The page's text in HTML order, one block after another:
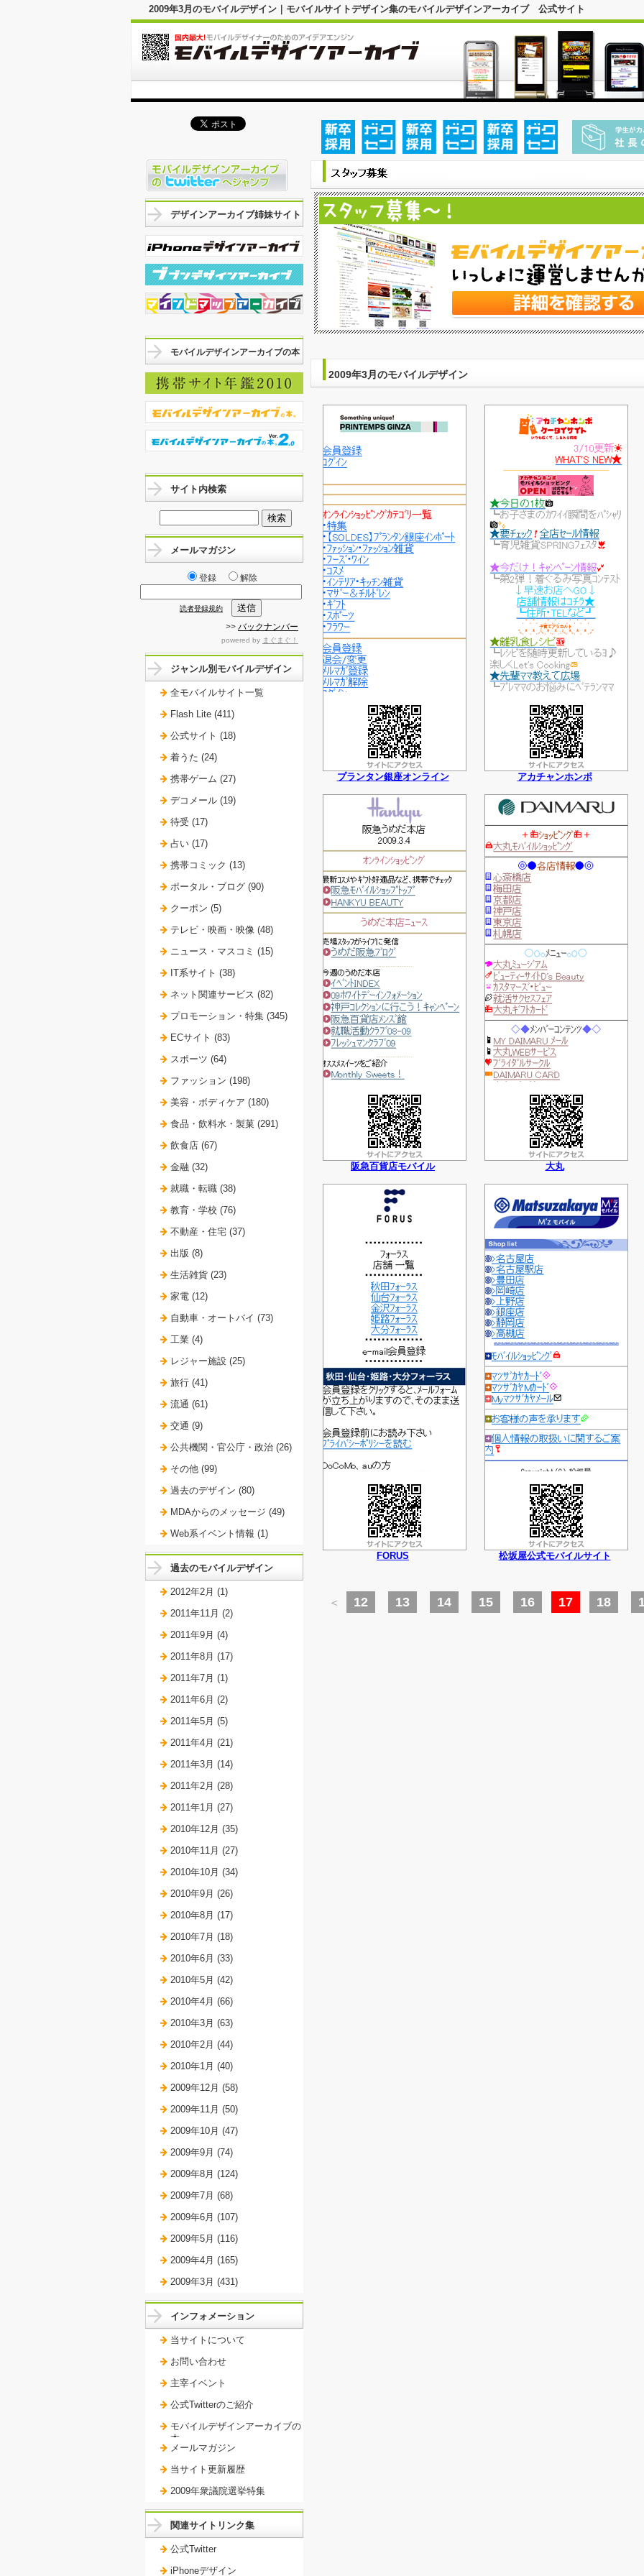
2009年3月のモバイルデザイン｜モバイルサイトデザイン集のモバイルデザインアーカイブ 公式サイト
2009年3月のモバイルデザイン
プランタン銀座オンライン アカチャンホンポ
阪急百貨店モバイル 大丸
FORUS 松坂屋公式モバイルサイト
＜ 12 13 14 15 16 17 18
デザインアーカイブ姉妹サイト
モバイルデザインアーカイブの本
サイト内検索
メールマガジン
登録 解除
読者登録規約
>> バックナンバー
powered by まぐまぐ！
ジャンル別モバイルデザイン
全モバイルサイト一覧
Flash Lite (411)
公式サイト (18)
着うた (24)
携帯ゲーム (27)
デコメール (19)
待受 (17)
占い (17)
携帯コミック (13)
ポータル・ブログ (90)
クーポン (5)
テレビ・映画・映像 (48)
ニュース・マスコミ (15)
IT系サイト (38)
ネット関連サービス (82)
プロモーション・特集 (345)
ECサイト (83)
スポーツ (64)
ファッション (198)
美容・ボディケア (180)
食品・飲料水・製菓 (291)
飲食店 (67)
金融 (32)
就職・転職 (38)
教育・学校 (76)
不動産・住宅 (37)
出版 (8)
生活雑貨 (23)
家電 (12)
自動車・オートバイ (73)
工業 (4)
レジャー施設 (25)
旅行 (41)
流通 (61)
交通 (9)
公共機関・官公庁・政治 (26)
その他 (99)
過去のデザイン (80)
MDAからのメッセージ (49)
Web系イベント情報 (1)
過去のモバイルデザイン
2012年2月 (1)
2011年11月 (2)
2011年9月 (4)
2011年8月 (17)
2011年7月 (1)
2011年6月 (2)
2011年5月 (5)
2011年4月 (21)
2011年3月 (14)
2011年2月 (28)
2011年1月 (27)
2010年12月 (35)
2010年11月 (27)
2010年10月 (34)
2010年9月 (26)
2010年8月 (17)
2010年7月 (18)
2010年6月 (33)
2010年5月 (42)
2010年4月 (66)
2010年3月 (63)
2010年2月 (44)
2010年1月 (40)
2009年12月 (58)
2009年11月 (50)
2009年10月 (47)
2009年9月 (74)
2009年8月 (124)
2009年7月 (68)
2009年6月 (107)
2009年5月 (116)
2009年4月 (165)
2009年3月 (431)
インフォメーション
当サイトについて
お問い合わせ
主宰イベント
公式Twitterのご紹介
モバイルデザインアーカイブの
本。
メールマガジン
当サイト更新履歴
2009年衆議院選挙特集
関連サイトリンク集
公式Twitter
iPhoneデザイン